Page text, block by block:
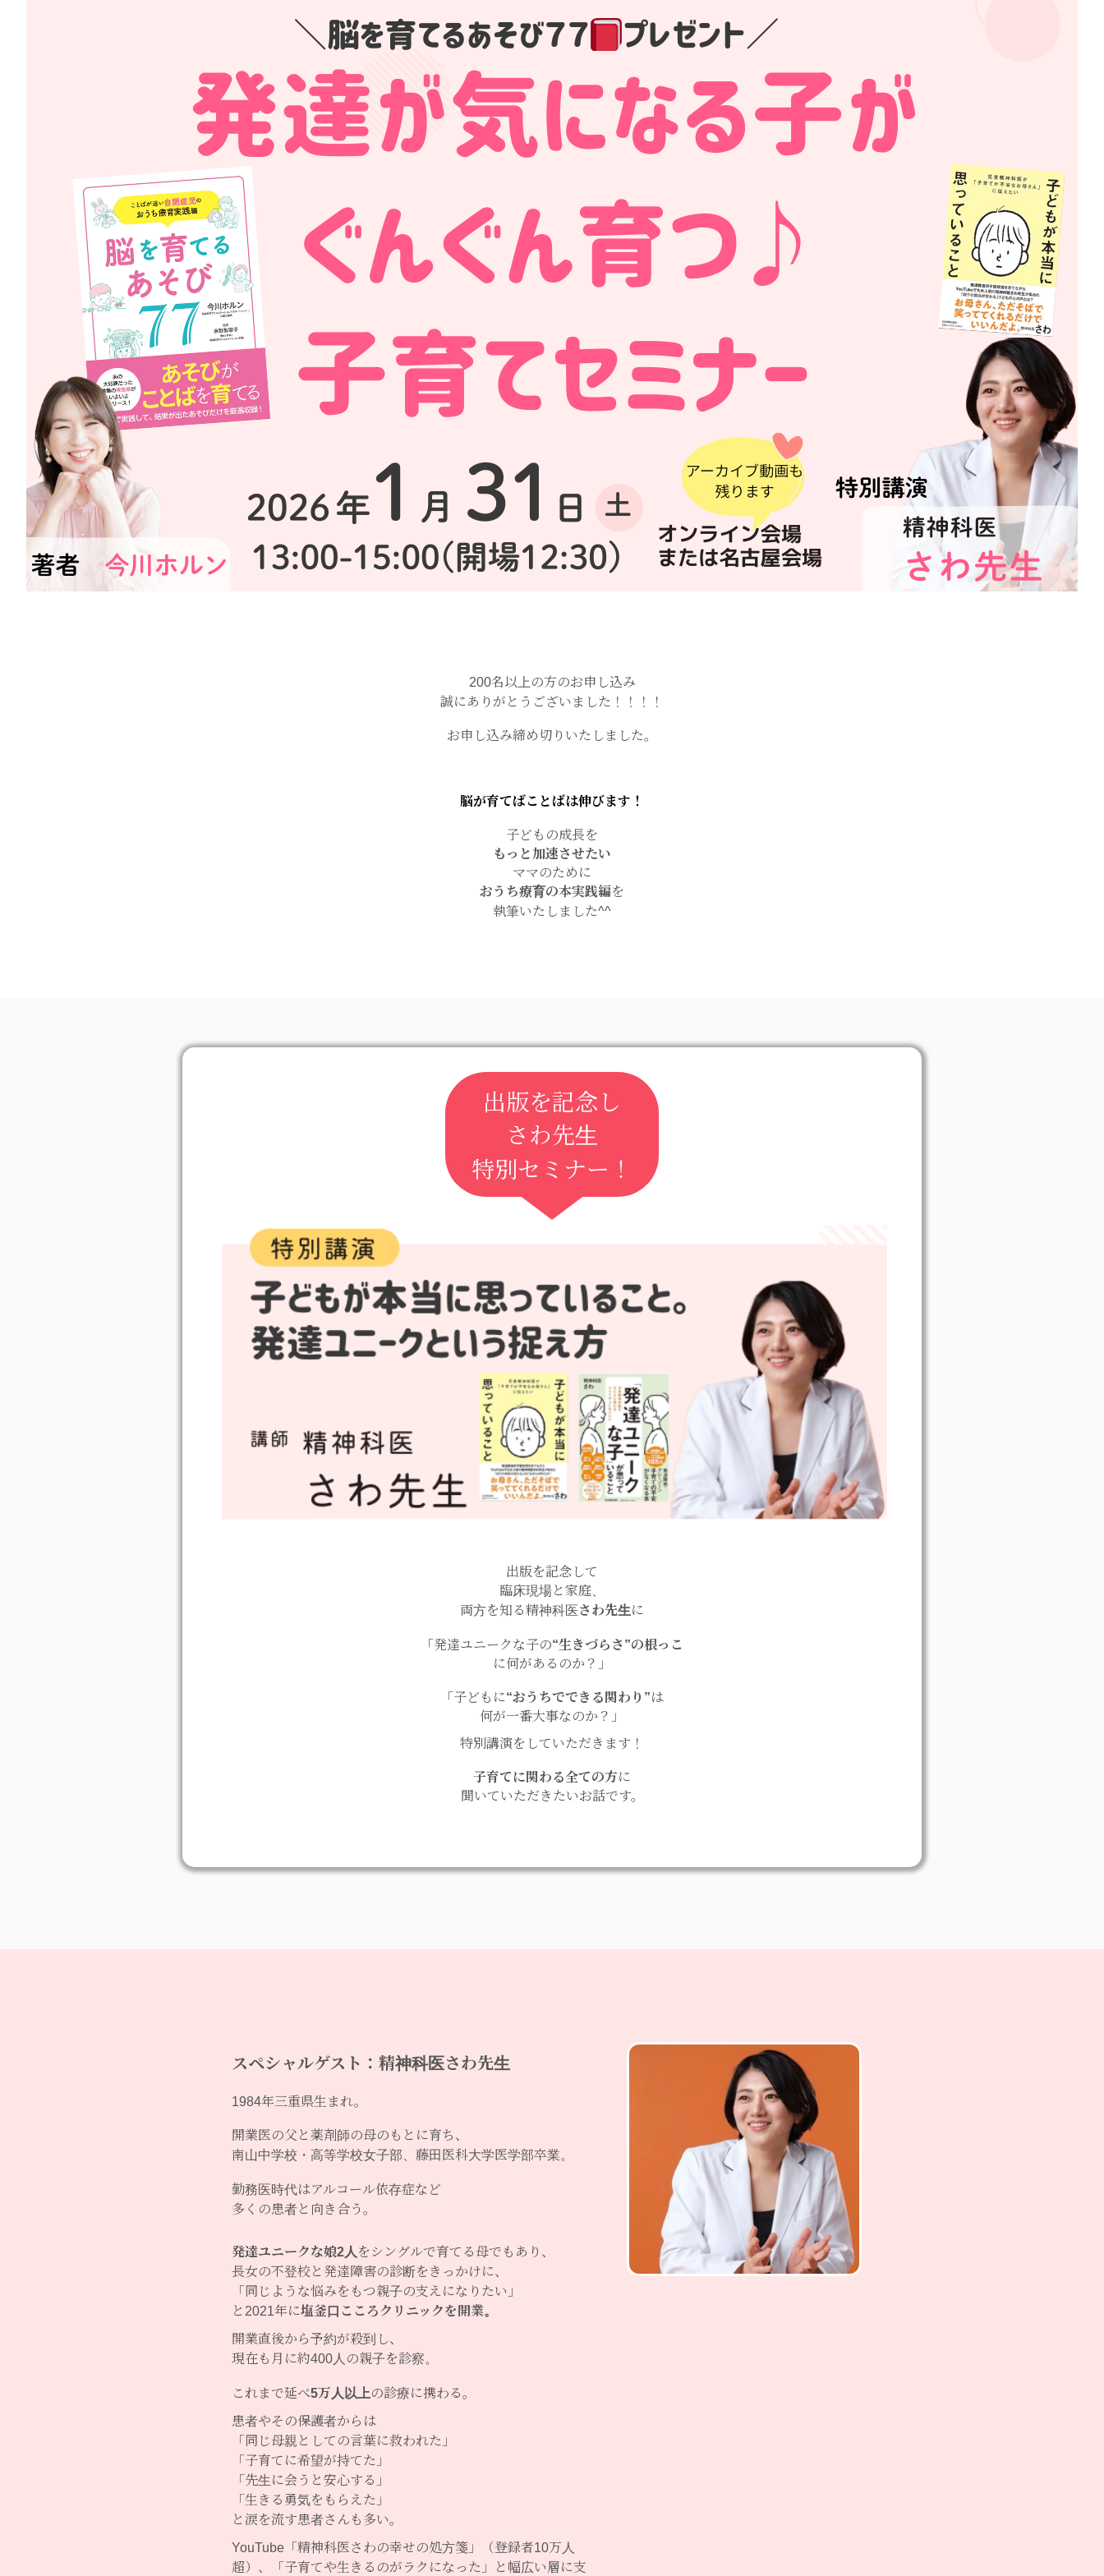
200名以上の方のお申し込み
誠にありがとうございました！！！！
お申し込み締め切りいたしました。
脳が育てばことばは伸びます！
子どもの成長を
もっと加速させたい
ママのために
おうち療育の本実践編を
執筆いたしました^^
出版を記念し
さわ先生
特別セミナー！
出版を記念して
臨床現場と家庭、
両方を知る精神科医さわ先生に
「発達ユニークな子の“生きづらさ”の根っこ
に何があるのか？」
「子どもに“おうちでできる関わり”は
何が一番大事なのか？」
特別講演をしていただきます！
子育てに関わる全ての方に
聞いていただきたいお話です。
スペシャルゲスト：精神科医さわ先生
1984年三重県生まれ。
開業医の父と薬剤師の母のもとに育ち、
南山中学校・高等学校女子部、藤田医科大学医学部卒業。
勤務医時代はアルコール依存症など
多くの患者と向き合う。
発達ユニークな娘2人をシングルで育てる母でもあり、
長女の不登校と発達障害の診断をきっかけに、
「同じような悩みをもつ親子の支えになりたい」
と2021年に塩釜口こころクリニックを開業。
開業直後から予約が殺到し、
現在も月に約400人の親子を診察。
これまで延べ5万人以上の診療に携わる。
患者やその保護者からは
「同じ母親としての言葉に救われた」
「子育てに希望が持てた」
「先生に会うと安心する」
「生きる勇気をもらえた」
と涙を流す患者さんも多い。
YouTube「精神科医さわの幸せの処方箋」（登録者10万人
超）、「子育てや生きるのがラクになった」と幅広い層に支